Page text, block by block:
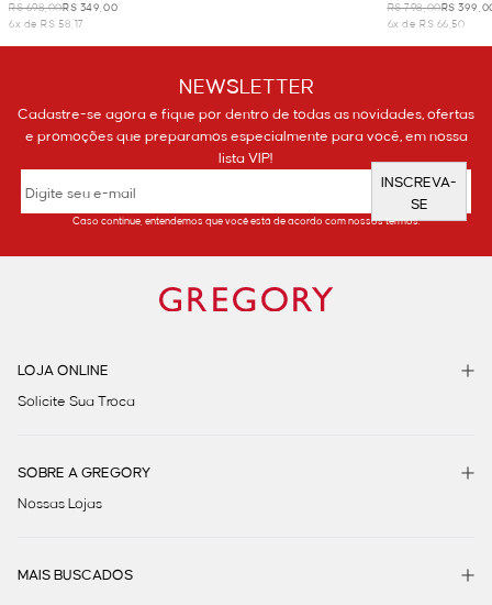
R$ 698,00R$ 349,00
6x de R$ 58,17
R$ 798,00R$
6x de R$ 66,50
NEWSLETTER
Cadastre-se agora e fique por dentro de todas as novidades, ofertas
e promoções que preparamos especialmente para você, em nossa
lista VIP!
INSCREVA-
SE
Caso continue, entendemos que você está de acordo com nossos termos.
LOJA ONLINE
Solicite Sua Troca
SOBRE A GREGORY
Nossas Lojas
MAIS BUSCADOS